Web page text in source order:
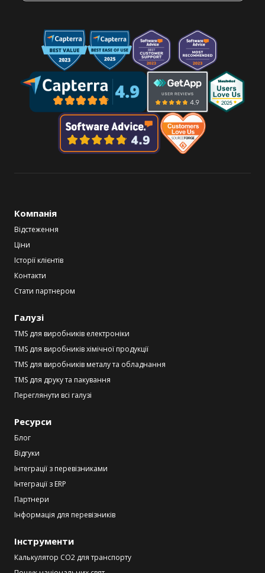
Компанія
Відстеження
Ціни
Історії клієнтів
Контакти
Стати партнером
Галузі
TMS для виробників електроніки
TMS для виробників хімічної продукції
TMS для виробників металу та обладнання
TMS для друку та пакування
Переглянути всі галузі
Ресурси
Блог
Відгуки
Інтеграції з перевізниками
Інтеграції з ERP
Партнери
Інформація для перевізників
Інструменти
Калькулятор CO2 для транспорту